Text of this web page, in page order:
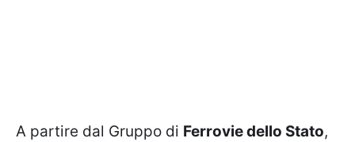
A partire dal Gruppo di Ferrovie dello Stato,